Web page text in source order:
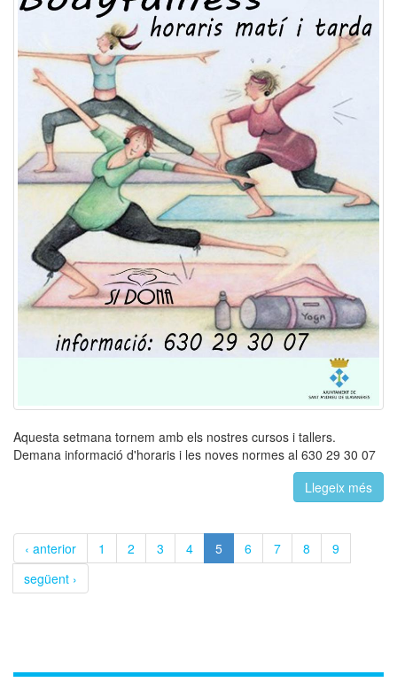
Aquesta setmana tornem amb els nostres cursos i tallers.
Demana informació d'horaris i les noves normes al 630 29 30 07
Llegeix més
‹ anterior 1 2 3 4 5 6 7 8
9
següent ›